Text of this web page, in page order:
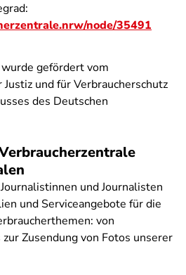
node/35491
gefördert vom
und für Verbraucherschutz
des Deutschen
und Journalisten
und Serviceangebote für die
von
Zusendung von Fotos unserer